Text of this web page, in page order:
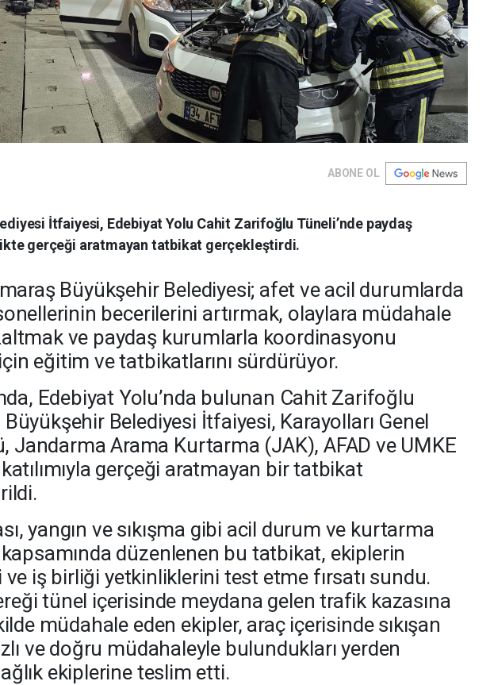
ABONE OL
İtfaiyesi, Edebiyat Yolu Cahit Zarifoğlu Tüneli’nde paydaş
gerçeği aratmayan tatbikat gerçekleştirdi.
Büyükşehir Belediyesi; afet ve acil durumlarda
becerilerini artırmak, olaylara müdahale
ve paydaş kurumlarla koordinasyonu
eğitim ve tatbikatlarını sürdürüyor.
Edebiyat Yolu’nda bulunan Cahit Zarifoğlu
Büyükşehir Belediyesi İtfaiyesi, Karayolları Genel
Jandarma Arama Kurtarma (JAK), AFAD ve UMKE
gerçeği aratmayan bir tatbikat
yangın ve sıkışma gibi acil durum ve kurtarma
kapsamında düzenlenen bu tatbikat, ekiplerin
ve iş birliği yetkinliklerini test etme fırsatı sundu.
tünel içerisinde meydana gelen trafik kazasına
müdahale eden ekipler, araç içerisinde sıkışan
ve doğru müdahaleyle bulundukları yerden
ekiplerine teslim etti.